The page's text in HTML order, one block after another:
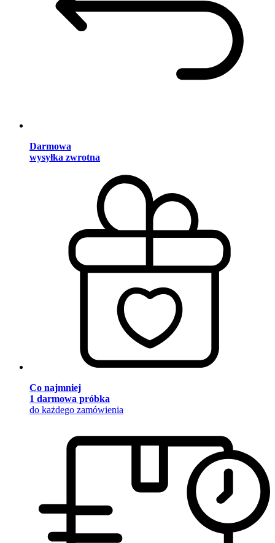
Darmowa
wysyłka zwrotna
Co najmniej
1 darmowa próbka
do każdego zamówienia